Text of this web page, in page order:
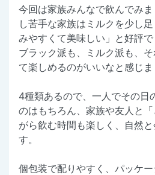
今回は家族みんなで飲んでみ
し苦手な家族はミルクを少し
みやすくて美味しい」と好評で
ブラック派も、ミルク派も、
て楽しめるのがいいなと感じ
4種類あるので、一人でその日
のはもちろん、家族や友人と
がら飲む時間も楽しく、自然
す。
個包装で配りやすく、パッケ